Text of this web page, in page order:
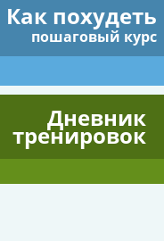
Как похудеть
пошаговый курс
Дневник
тренировок